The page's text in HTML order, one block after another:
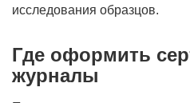
исследования образцов.
Где оформить
журналы